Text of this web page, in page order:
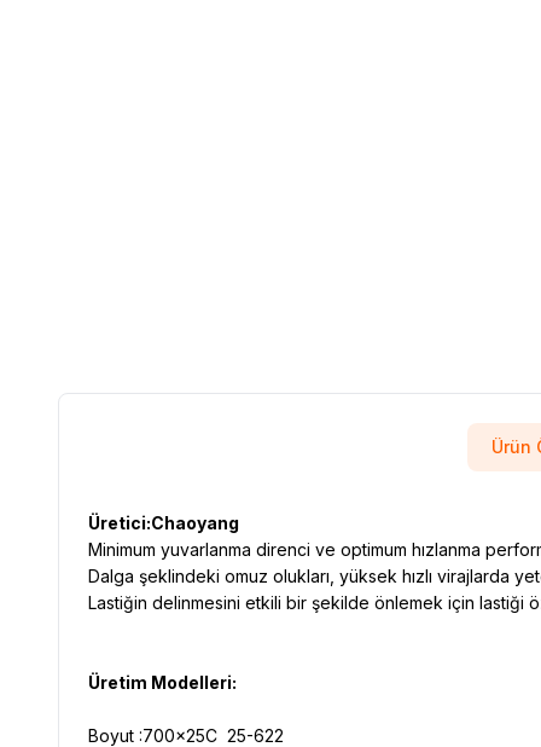
Ürün
Üretici:Chaoyang
Minimum yuvarlanma direnci ve optimum hızlanma
Dalga şeklindeki omuz olukları, yüksek hızlı virajlarda
Lastiğin delinmesini etkili bir şekilde önlemek için lastiği
Üretim Modelleri:
Boyut :700x25C 25-622